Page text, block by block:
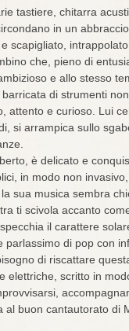
tastiere, chitarra
in un abbraccio
scapigliato,
che, pieno di
e allo stesso
di strumenti
attento e curioso. Lui
si arrampica sullo
è delicato e
in modo non
sua musica sembra
ti scivola accanto
il carattere
parlassimo di pop con
di riscattare
elettriche, scritto in
buon cantautorato di